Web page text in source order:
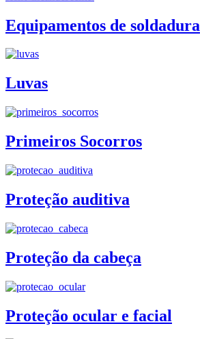
Equipamentos de soldadura
Luvas
Primeiros Socorros
Proteção auditiva
Proteção da cabeça
Proteção ocular e facial